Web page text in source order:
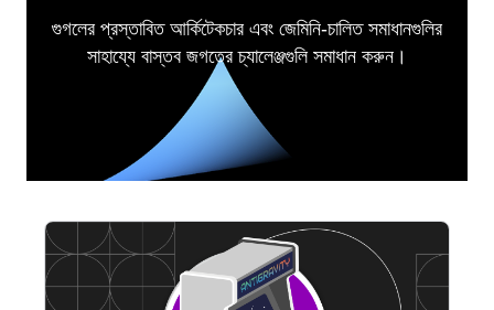
গুগলের প্রস্তাবিত আর্কিটেকচার এবং জেমিনি-চালিত সমাধানগুলির
সাহায্যে বাস্তব জগতের চ্যালেঞ্জগুলি সমাধান করুন।